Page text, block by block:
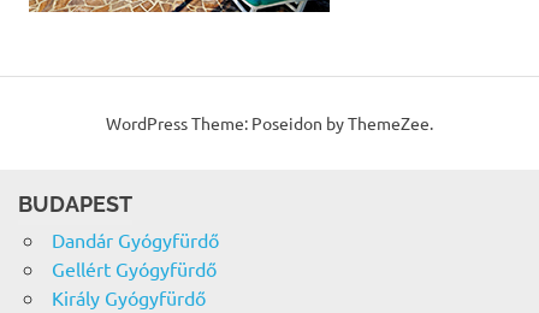
WordPress Theme: Poseidon by ThemeZee.
BUDAPEST
Dandár Gyógyfürdő
Gellért Gyógyfürdő
Király Gyógyfürdő